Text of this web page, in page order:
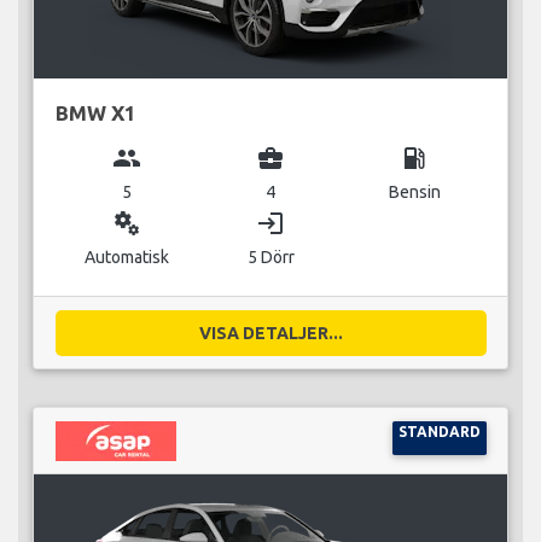
BMW X1
group
5
business_center
4
local_gas_station
Bensin
miscellaneous_services
Automatisk
login
5 Dörr
VISA DETALJER...
STANDARD